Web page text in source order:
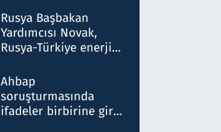
Rusya Başbakan
Yardımcısı Novak,
Rusya-Türkiye enerji
nitelikte olduğunu
belirtti
Ahbap
soruşturmasında
ifadeler birbirine girdi: